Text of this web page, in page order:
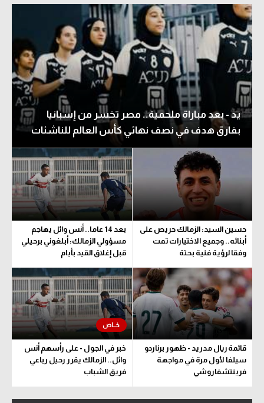
يد - بعد مباراة ملحمية.. مصر تخسر من إسبانيا
بفارق هدف في نصف نهائي كأس العالم للناشئات
حسين السيد: الزمالك حريص على
أبنائه.. وجميع الاختيارات تمت
وفقا لرؤية فنية بحتة
بعد 14 عاما.. أنس وائل يهاجم
مسؤولي الزمالك: أبلغوني برحيلي
قبل إغلاق القيد بأيام
قائمة ريال مدريد - ظهور برناردو
سيلفا لأول مرة في مواجهة
فرينتشفاروشي
خبر في الجول - على رأسهم أنس
وائل.. الزمالك يقرر رحيل رباعي
فريق الشباب